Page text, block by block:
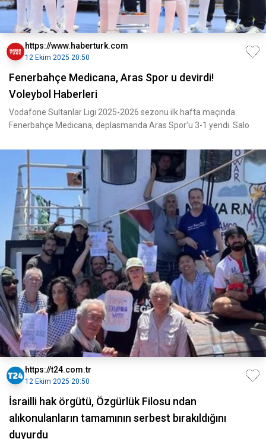
https://www.haberturk.com
12 Ekim 2025 20:50
Fenerbahçe Medicana, Aras Spor u devirdi!
Voleybol Haberleri
Vodafone Sultanlar Ligi 2025-2026 sezonu ilk hafta maçında
Fenerbahçe Medicana, deplasmanda Aras Spor'u 3-1 yendi. Salo
https://t24.com.tr
12 Ekim 2025 20:50
İsrailli hak örgütü, Özgürlük Filosu ndan
alıkonulanların tamamının serbest bırakıldığını
duyurdu